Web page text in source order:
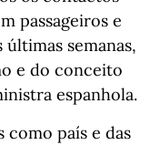
passageiros e
semanas,
e do conceito
espanhola.
país e das